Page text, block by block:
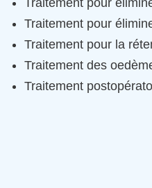
Traitement pour
Traitement pour la
Traitement des
Traitement